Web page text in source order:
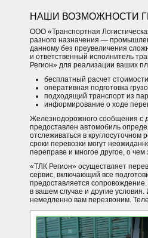
НАШИ ВОЗМОЖНОСТИ
ООО «Транспортная
разного назначения —
данному без преувеличения
и ответственный исполнитель
Регион» для реализации ваших
бесплатный расчет
оперативная подготовка
подходящий транспорт из
информирование о ходе
Железнодорожного сообщения с
предоставлен автомобиль
отслеживаться в
сроки перевозки могут
переправе и многое другое, о
«ТЛК Регион» осуществляет
сервис, включающий все
предоставляется
в вашем случае и другие
немедленно вам перезвоним.